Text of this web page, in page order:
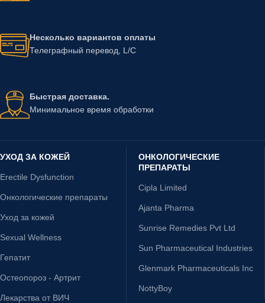
Несколько вариантов оплаты
Телеграфный перевод, L/C
Быстрая доставка.
Минимальное время обработки
УХОД ЗА КОЖЕЙ
Erectile Dysfunction
Онкологические препараты
Уход за кожей
Sexual Wellness
Гепатит
Остеопороз - Артрит
Лекарства от ВИЧ
ОНКОЛОГИЧЕСКИЕ
ПРЕПАРАТЫ
Cipla Limited
Ajanta Pharma
Sunrise Remedies Pvt Ltd
Sun Pharmaceutical Industries
Glenmark Pharmaceuticals Inc
NottyBoy